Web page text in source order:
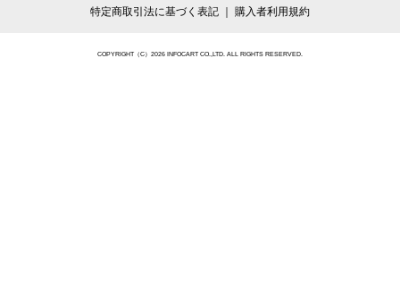
特定商取引法に基づく表記
購入者利用規約
COPYRIGHT（C）2026 INFOCART CO.,LTD. ALL RIGHTS RESERVED.